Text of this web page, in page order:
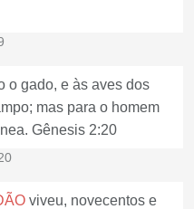
o gado, e às aves dos
mas para o homem
Gênesis 2:20
viveu, novecentos e